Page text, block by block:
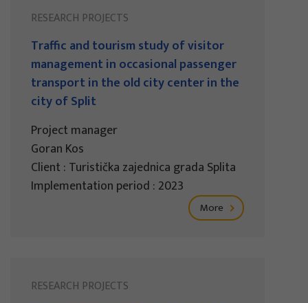
RESEARCH PROJECTS
Traffic and tourism study of visitor
management in occasional passenger
transport in the old city center in the
city of Split
Project manager
Goran Kos
Client : Turistička zajednica grada Splita
Implementation period : 2023
More
RESEARCH PROJECTS